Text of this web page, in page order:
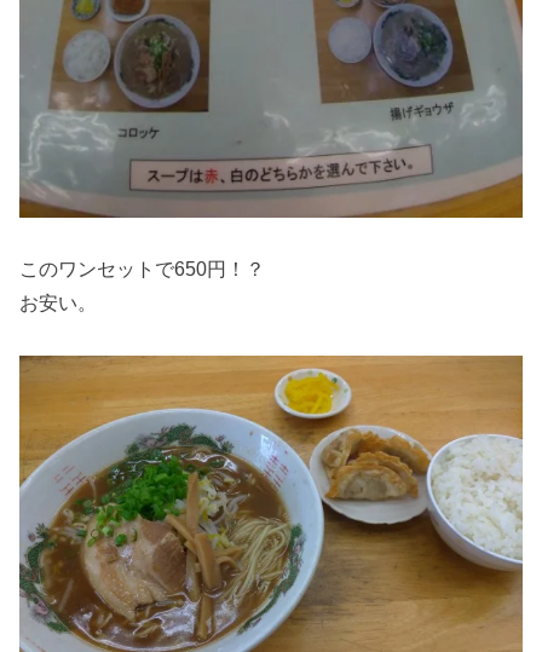
このワンセットで650円！？
お安い。